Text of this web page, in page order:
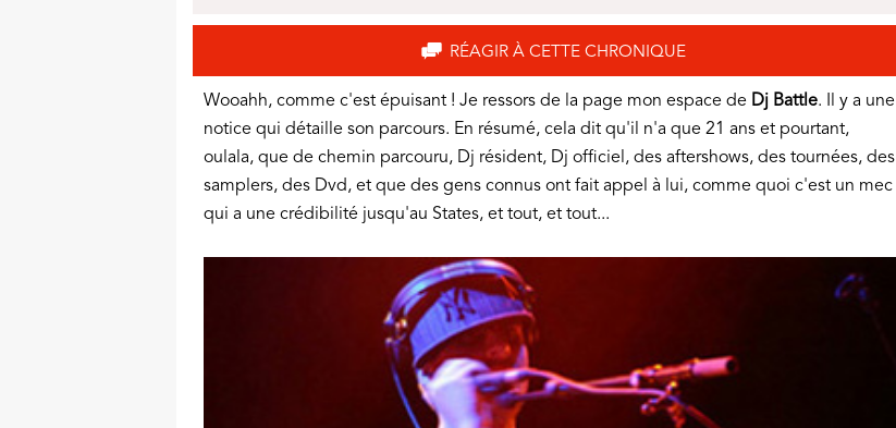
RÉAGIR À CETTE CHRONIQUE
Wooahh, comme c'est épuisant ! Je ressors de la page mon espace de Dj Battle. Il y a une
notice qui détaille son parcours. En résumé, cela dit qu'il n'a que 21 ans et pourtant,
oulala, que de chemin parcouru, Dj résident, Dj officiel, des aftershows, des tournées, des
samplers, des Dvd, et que des gens connus ont fait appel à lui, comme quoi c'est un mec
qui a une crédibilité jusqu'au States, et tout, et tout...